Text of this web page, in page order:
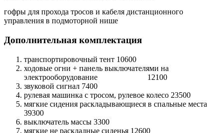
гофры для прохода тросов и кабеля дистанционного
управления в подмоторной нише
Дополнительная комплектация
транспортировочный тент 10600
ходовые огни + панель выключателями на
электрооборудование 12100
звуковой сигнал 7400
рулевая машинка с тросом, рулевое колесо 23500
мягкие сидения раскладывающиеся в спальные места
39300
выключатель массы 3300
мягкие не раскладные сиденья 12600